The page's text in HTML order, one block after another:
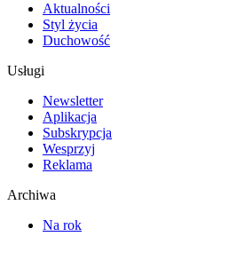
Aktualności
Styl życia
Duchowość
Usługi
Newsletter
Aplikacja
Subskrypcja
Wesprzyj
Reklama
Archiwa
Na rok